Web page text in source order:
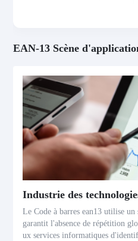
EAN-13 Scène
Industrie des
Le Code à barres ean13 utilise
garantit l'absence de répétition
ux services informatiques